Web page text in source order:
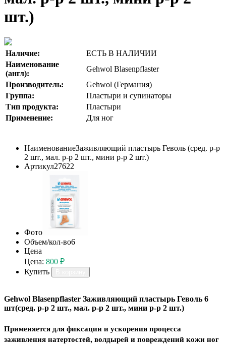
шт.)
Наличие:
ЕСТЬ В НАЛИЧИИ
Наименование
(англ):
Gehwol Blasenpflaster
Производитель:
Gehwol (Германия)
Группа:
Пластыри и супинаторы
Тип продукта:
Пластыри
Применение:
Для ног
НаименованиеЗаживляющий пластырь Геволь (сред. р-р
2 шт., мал. р-р 2 шт., мини р-р 2 шт.)
Артикул27622
Фото
Объем/кол-во6
Цена
Цена: 800 ₽
Купить
Gehwol Blasenpflaster Заживляющий пластырь Геволь 6
шт(сред. р-р 2 шт., мал. р-р 2 шт., мини р-р 2 шт.)
Применяется для фиксации и ускорения процесса
заживления натертостей, волдырей и повреждений кожи ног